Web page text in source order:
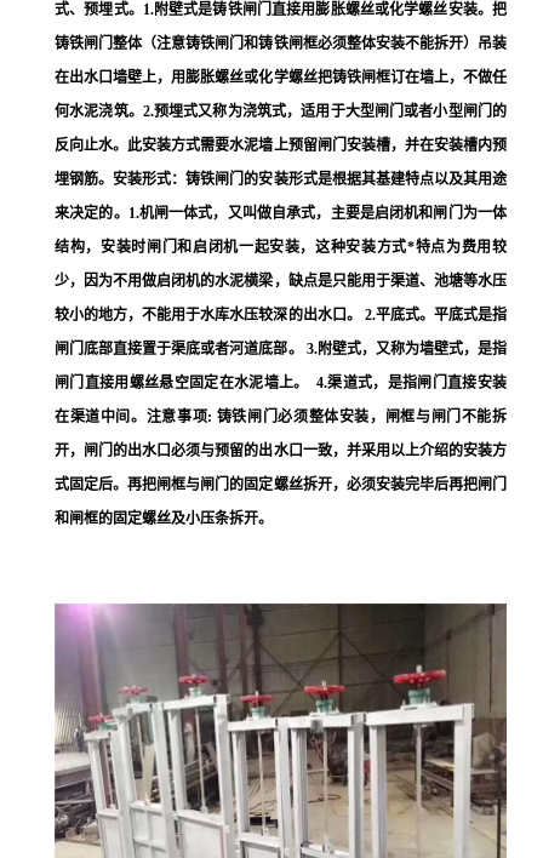
式、预埋式。1.附壁式是铸铁闸门直接用膨胀螺丝或化学螺丝安装。把
铸铁闸门整体（注意铸铁闸门和铸铁闸框必须整体安装不能拆开）吊装
在出水口墙壁上，用膨胀螺丝或化学螺丝把铸铁闸框订在墙上，不做任
何水泥浇筑。2.预埋式又称为浇筑式，适用于大型闸门或者小型闸门的
反向止水。此安装方式需要水泥墙上预留闸门安装槽，并在安装槽内预
埋钢筋。安装形式：铸铁闸门的安装形式是根据其基建特点以及其用途
来决定的。1.机闸一体式，又叫做自承式，主要是启闭机和闸门为一体
结构，安装时闸门和启闭机一起安装，这种安装方式*特点为费用较
少，因为不用做启闭机的水泥横梁，缺点是只能用于渠道、池塘等水压
较小的地方，不能用于水库水压较深的出水口。 2.平底式。平底式是指
闸门底部直接置于渠底或者河道底部。 3.附壁式，又称为墙壁式，是指
闸门直接用螺丝悬空固定在水泥墙上。 4.渠道式，是指闸门直接安装
在渠道中间。注意事项: 铸铁闸门必须整体安装，闸框与闸门不能拆
开，闸门的出水口必须与预留的出水口一致，并采用以上介绍的安装方
式固定后。再把闸框与闸门的固定螺丝拆开，必须安装完毕后再把闸门
和闸框的固定螺丝及小压条拆开。